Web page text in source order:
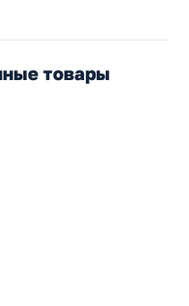
товары